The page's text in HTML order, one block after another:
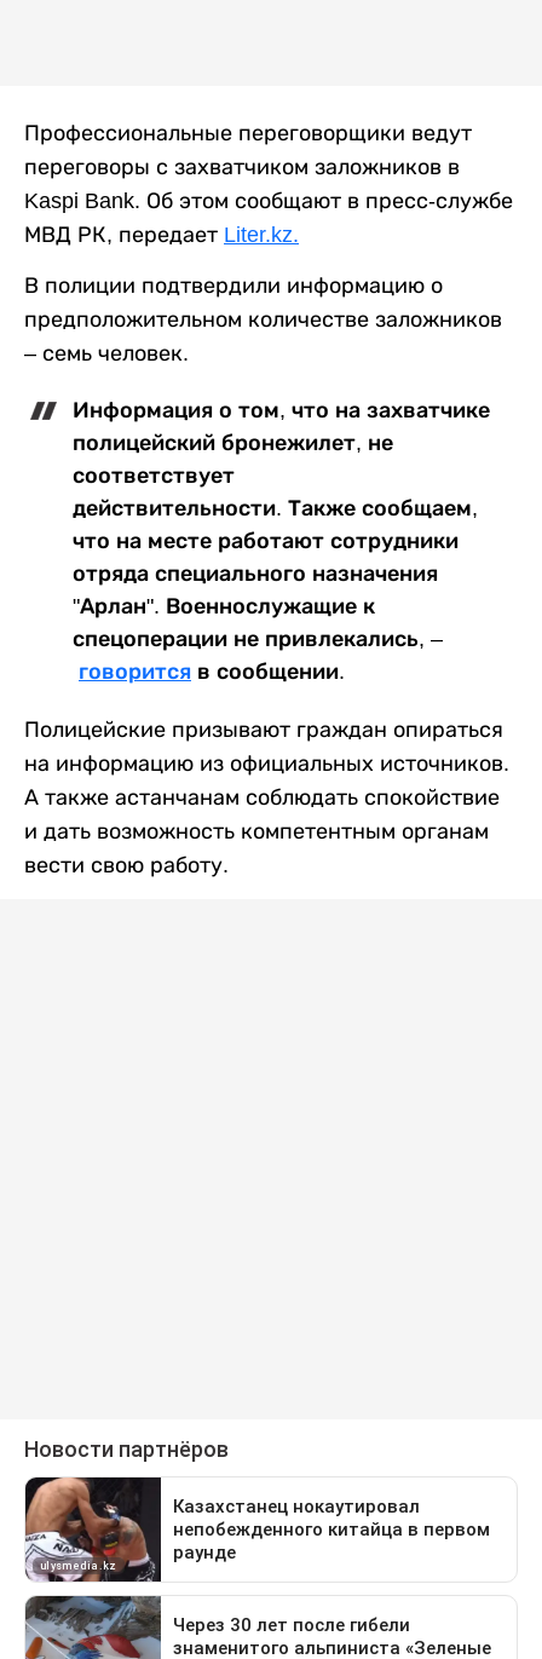
Профессиональные переговорщики ведут
переговоры с захватчиком заложников в
Kaspi Bank. Об этом сообщают в пресс-службе
МВД РК, передает Liter.kz.
В полиции подтвердили информацию о
предположительном количестве заложников
– семь человек.
Информация о том, что на захватчике
полицейский бронежилет, не
соответствует
действительности. Также сообщаем,
что на месте работают сотрудники
отряда специального назначения
"Арлан". Военнослужащие к
спецоперации не привлекались, –
говорится в сообщении.
Полицейские призывают граждан опираться
на информацию из официальных источников.
А также астанчанам соблюдать спокойствие
и дать возможность компетентным органам
вести свою работу.